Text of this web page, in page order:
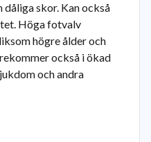
skor. Kan också
Höga fotvalv
högre ålder och
också i ökad
och andra